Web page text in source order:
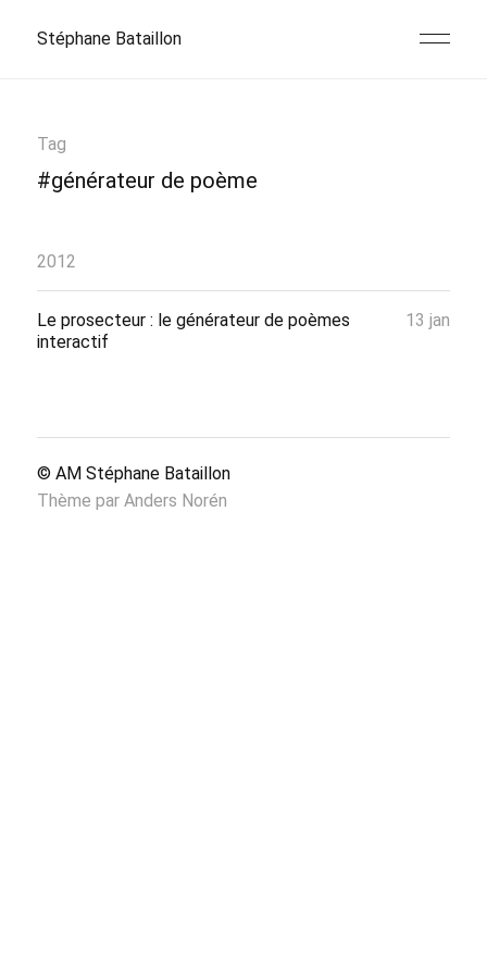
Stéphane Bataillon
Tag
#générateur de poème
2012
Le prosecteur : le générateur de poèmes
interactif
13 jan
© AM Stéphane Bataillon
Thème par Anders Norén